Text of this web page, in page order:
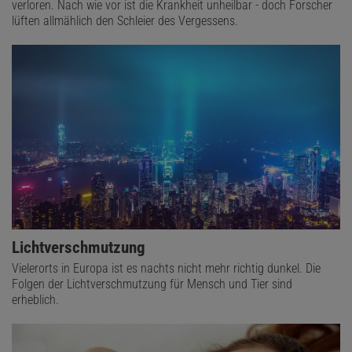
erfüllten 73 Prozent davon die Kriterien einer neurodegenerativen
Erkrankung, bei der das fehlgefaltete Eiweiß α-Synuklein eine Rolle
spielt – also beispielsweise Parkinson.
© YOUSUN KOH (AUSSCHNITT)
Im Rhythmus der inneren Uhr | Der Nucleus suprachiasmaticus (SCN) im
Hypothalamus ist die Hauptuhr und gibt den Takt vor. Er wird durch
Zeitgeber wie Nahrung, körperliche Aktivität und insbesondere
Sonnenlicht synchronisiert. Trifft Licht auf die Netzhaut, gelangen von
verloren. Nach wie vor ist die Krankheit unheilbar - doch Forscher
lüften allmählich den Schleier des Vergessens.
Lichtverschmutzung
Vielerorts in Europa ist es nachts nicht mehr richtig dunkel. Die
Folgen der Lichtverschmutzung für Mensch und Tier sind
erheblich.